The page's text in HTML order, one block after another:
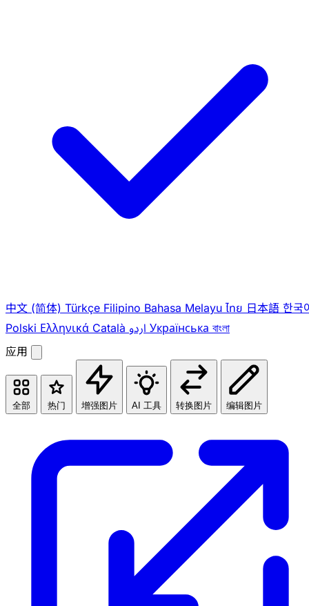
中文 (简体) Türkçe Filipino Bahasa Melayu ไทย 日本語 한국
Polski Ελληνικά Català Українська বাংলা
应用
全部 热门 增强图片 AI 工具 转换图片 编辑图片